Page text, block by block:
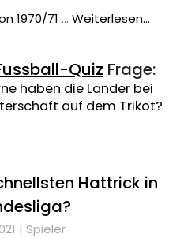
1970/71 … Weiterlesen...
Quiz Frage:
haben die Länder bei
auf dem Trikot?
Hattrick in
| Spieler